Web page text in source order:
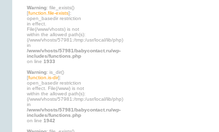
Warning: file_exists()
[function.file-exists]:
open_basedir restriction
in effect.
File(/www/vhosts) is not
within the allowed path(s):
(/www/vhosts/57981:/tmp:/usr/local/lib/php)
in
/www/vhosts/57981/babycontact.ru/wp-
includes/functions.php
on line 1933
Warning: is_dir()
[function.is-dir]:
open_basedir restriction
in effect. File(/www) is not
within the allowed path(s):
(/www/vhosts/57981:/tmp:/usr/local/lib/php)
in
/www/vhosts/57981/babycontact.ru/wp-
includes/functions.php
on line 1942